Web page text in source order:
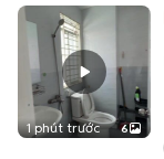
1 phút trước 6